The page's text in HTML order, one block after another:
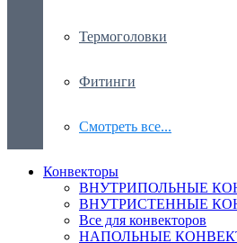
Термоголовки
Фитинги
Смотреть все...
Конвекторы
ВНУТРИПОЛЬНЫЕ
ВНУТРИСТЕННЫЕ
Все для конвекторов
НАПОЛЬНЫЕ